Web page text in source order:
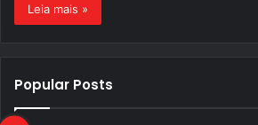
Leia mais »
Popular Posts